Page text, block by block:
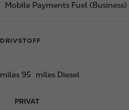
Mobile Payments Fuel (Business)
DRIVSTOFF
miles 95 miles Diesel
F
PRIVAT